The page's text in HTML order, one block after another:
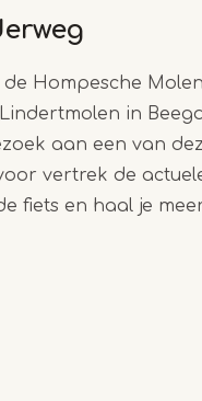
Hompesche
in
aan een van
vertrek de
fiets en haal je